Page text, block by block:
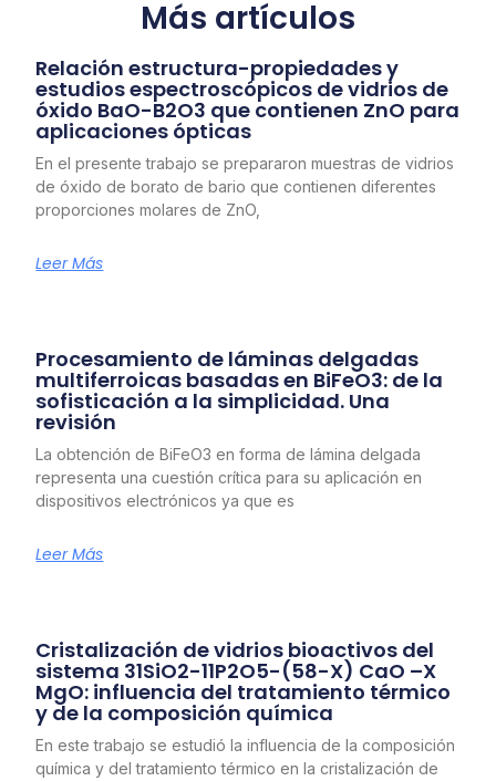
Más artículos
Relación estructura-propiedades y
estudios espectroscópicos de vidrios de
óxido BaO-B2O3 que contienen ZnO para
aplicaciones ópticas
En el presente trabajo se prepararon muestras de vidrios
de óxido de borato de bario que contienen diferentes
proporciones molares de ZnO,
Leer Más
Procesamiento de láminas delgadas
multiferroicas basadas en BiFeO3: de la
sofisticación a la simplicidad. Una
revisión
La obtención de BiFeO3 en forma de lámina delgada
representa una cuestión crítica para su aplicación en
dispositivos electrónicos ya que es
Leer Más
Cristalización de vidrios bioactivos del
sistema 31SiO2-11P2O5-(58-X) CaO –X
MgO: influencia del tratamiento térmico
y de la composición química
En este trabajo se estudió la influencia de la composición
química y del tratamiento térmico en la cristalización de